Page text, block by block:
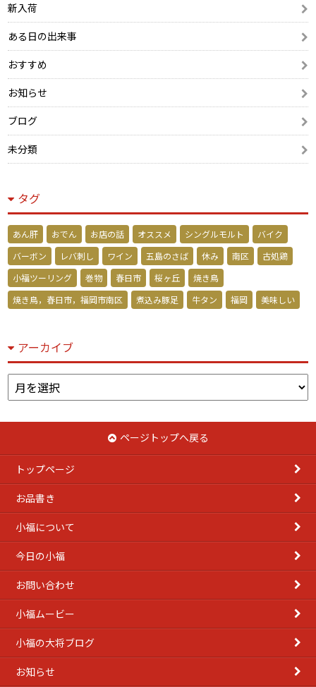
新入荷
ある日の出来事
おすすめ
お知らせ
ブログ
未分類
タグ
あん肝 おでん お店の話 オススメ シングルモルト
バイク
バーボン
レバ刺し ワイン 五島のさば 休み 南区
古処鶏
小福ツーリング
巻物 春日市 桜ヶ丘
焼き鳥
焼き鳥，春日市，福岡市南区
煮込み豚足 牛タン 福岡 美味しい
アーカイブ
ア
ー
ブ
ページトップへ戻る
トップページ
お品書き
小福について
今日の小福
お問い合わせ
小福ムービー
小福の大将ブログ
お知らせ